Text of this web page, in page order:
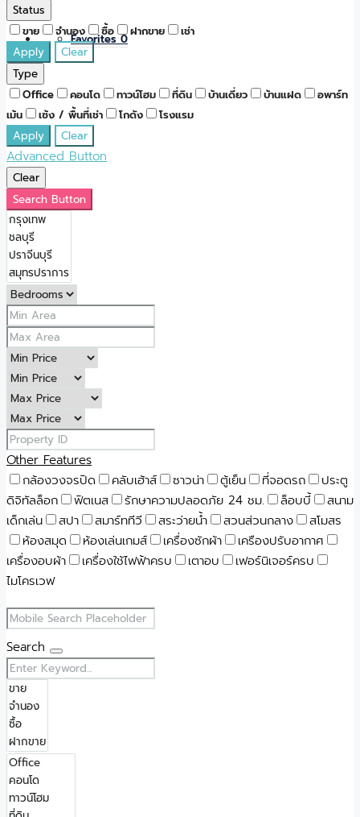
Favorites0
Status
ขาย จำนอง ซื้อ ฝากขาย เช่า
Apply
Clear
Type
Office คอนโด ทาวน์โฮม ที่ดิน บ้านเดี่ยว บ้านแฝด
อพาร์ท
เม้น
เซ้ง / พื้นที่เช่า โกดัง โรงแรม
Apply Clear
Advanced Button
Clear
Search Button
Other Features
กล้องวงจรปิด
คลับเฮ้าส์ ซาวน่า ตู้เย็น ที่จอดรถ
ประตู
ดิจิทัลล็อก
ฟิตเนส รักษาความปลอดภัย 24 ชม. ล็อบบี้
สนาม
เด็กเล่น
สปา สมาร์ททีวี สระว่ายน้ำ สวนส่วนกลาง
สโมสร
ห้องสมุด
ห้องเล่นเกมส์ เครื่องซักผ้า
เครืองปรับอากาศ
เครื่องอบผ้า
เครื่องใช้ไฟฟ้าครบ เตาอบ
เฟอร์นิเจอร์ครบ
ไมโครเวฟ
Search